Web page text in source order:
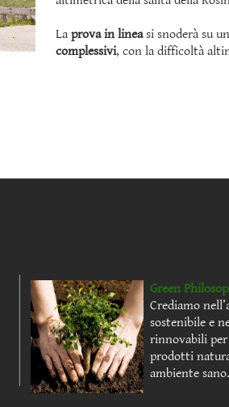
La prova in lineasi snoderà su
complessivi, con la difficoltà
Green
Crediamo
sostenibile e
rinnovabili
prodotti
ambiente sano.